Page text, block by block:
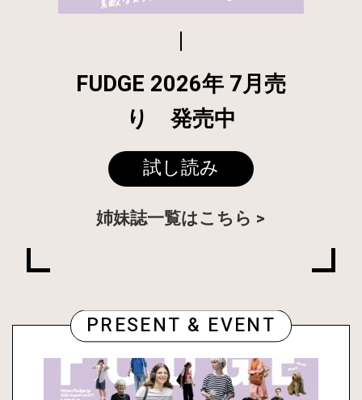
FUDGE 2026年 7月売
り 発売中
試し読み
姉妹誌一覧はこちら
PRESENT & EVENT